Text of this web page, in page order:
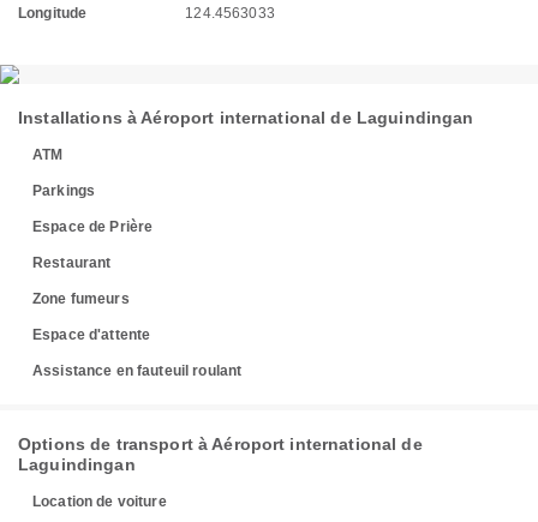
Longitude 124.4563033
Installations à Aéroport international de Laguindingan
ATM
Parkings
Espace de Prière
Restaurant
Zone fumeurs
Espace d'attente
Assistance en fauteuil roulant
Options de transport à Aéroport international de
Laguindingan
Location de voiture